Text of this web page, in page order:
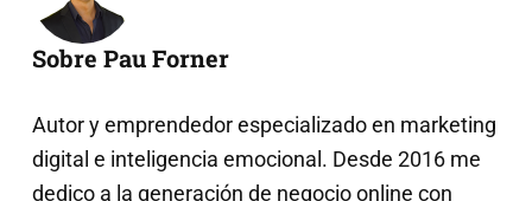
Sobre Pau Forner
Autor y emprendedor especializado en marketing
digital e inteligencia emocional. Desde 2016 me
dedico a la generación de negocio online con